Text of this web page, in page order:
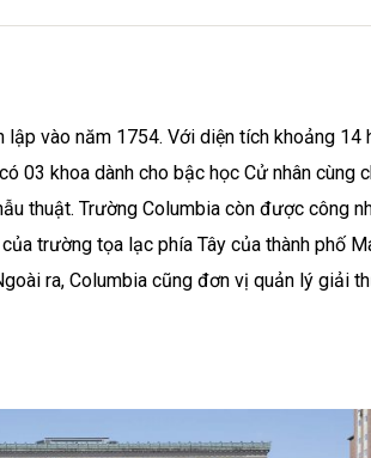
lập vào năm 1754. Với diện tích khoảng
03 khoa dành cho bậc học Cử nhân
thuật. Trường Columbia còn được công
trường tọa lạc phía Tây của thành phố
ra, Columbia cũng đơn vị quản lý giải